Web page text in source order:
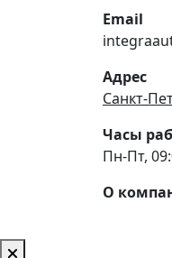
Email
Адрес
Санкт-
Часы
Пн-Пт,
О